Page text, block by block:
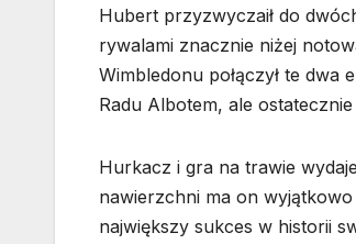
Hubert przyzwyczaił do
rywalami znacznie niżej
Wimbledonu połączył te dwa
Radu Albotem, ale
Hurkacz i gra na trawie
nawierzchni ma on
największy sukces w historii